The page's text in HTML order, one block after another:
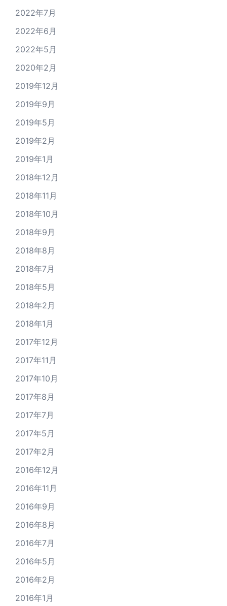
2022年7月
2022年6月
2022年5月
2020年2月
2019年12月
2019年9月
2019年5月
2019年2月
2019年1月
2018年12月
2018年11月
2018年10月
2018年9月
2018年8月
2018年7月
2018年5月
2018年2月
2018年1月
2017年12月
2017年11月
2017年10月
2017年8月
2017年7月
2017年5月
2017年2月
2016年12月
2016年11月
2016年9月
2016年8月
2016年7月
2016年5月
2016年2月
2016年1月